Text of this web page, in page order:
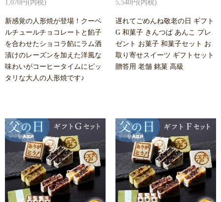
1,070円(内税)
新感覚の人形焼が登場！クーベ
ルチュールチョコレートと餡子
を合わせたショコラ餡にラム酒
漬けのレーズンを加えた洋風な
味わいがコーヒータイムにピッ
タリな大人の人形焼です♪
5,540円(内税)
遅れてごめんね敬老の日 ギフト
G 和菓子 きんつば あんこ プレ
ゼント お菓子 和菓子セット お
取り寄せスイーツ ギフトセット
贈答用 老舗 銘菓 高級